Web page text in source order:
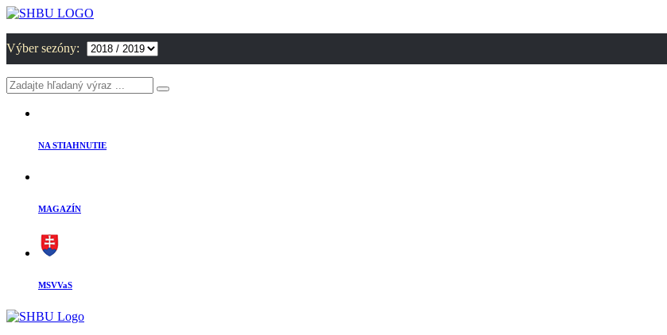
Výber sezóny:
NA STIAHNUTIE
MAGAZÍN
MSVVaS